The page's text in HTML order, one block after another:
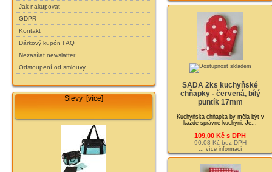
Jak nakupovat
GDPR
Kontakt
Dárkový kupón FAQ
Nezasílat newslatter
Odstoupení od smlouvy
Slevy [více]
SADA 2ks kuchyňské
chňapky - červená, bílý
puntík 17mm
Kuchyňská chňapka by měla být v
každé správné kuchyni. Je...
109,00 Kč s DPH
90,08 Kč bez DPH
... více informací